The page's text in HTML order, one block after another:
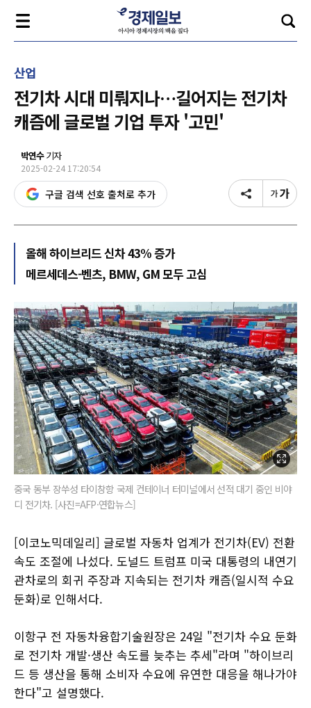
산업
전기차 시대 미뤄지나…길어지는 전기차
캐즘에 글로벌 기업 투자 '고민'
박연수기자
2025-02-24 17:20:54
구글 검색 선호 출처로 추가
올해 하이브리드 신차 43% 증가
메르세데스-벤츠, BMW, GM 모두 고심
중국 동부 장쑤성 타이창항 국제 컨테이너 터미널에서 선적 대기 중인 비야
디 전기차. [사진=AFP·연합뉴스]
[이코노믹데일리] 글로벌 자동차 업계가 전기차(EV) 전환
속도 조절에 나섰다. 도널드 트럼프 미국 대통령의 내연기
관차로의 회귀 주장과 지속되는 전기차 캐즘(일시적 수요
둔화)로 인해서다.
이항구 전 자동차융합기술원장은 24일 "전기차 수요 둔화
로 전기차 개발·생산 속도를 늦추는 추세"라며 "하이브리
드 등 생산을 통해 소비자 수요에 유연한 대응을 해나가야
한다"고 설명했다.